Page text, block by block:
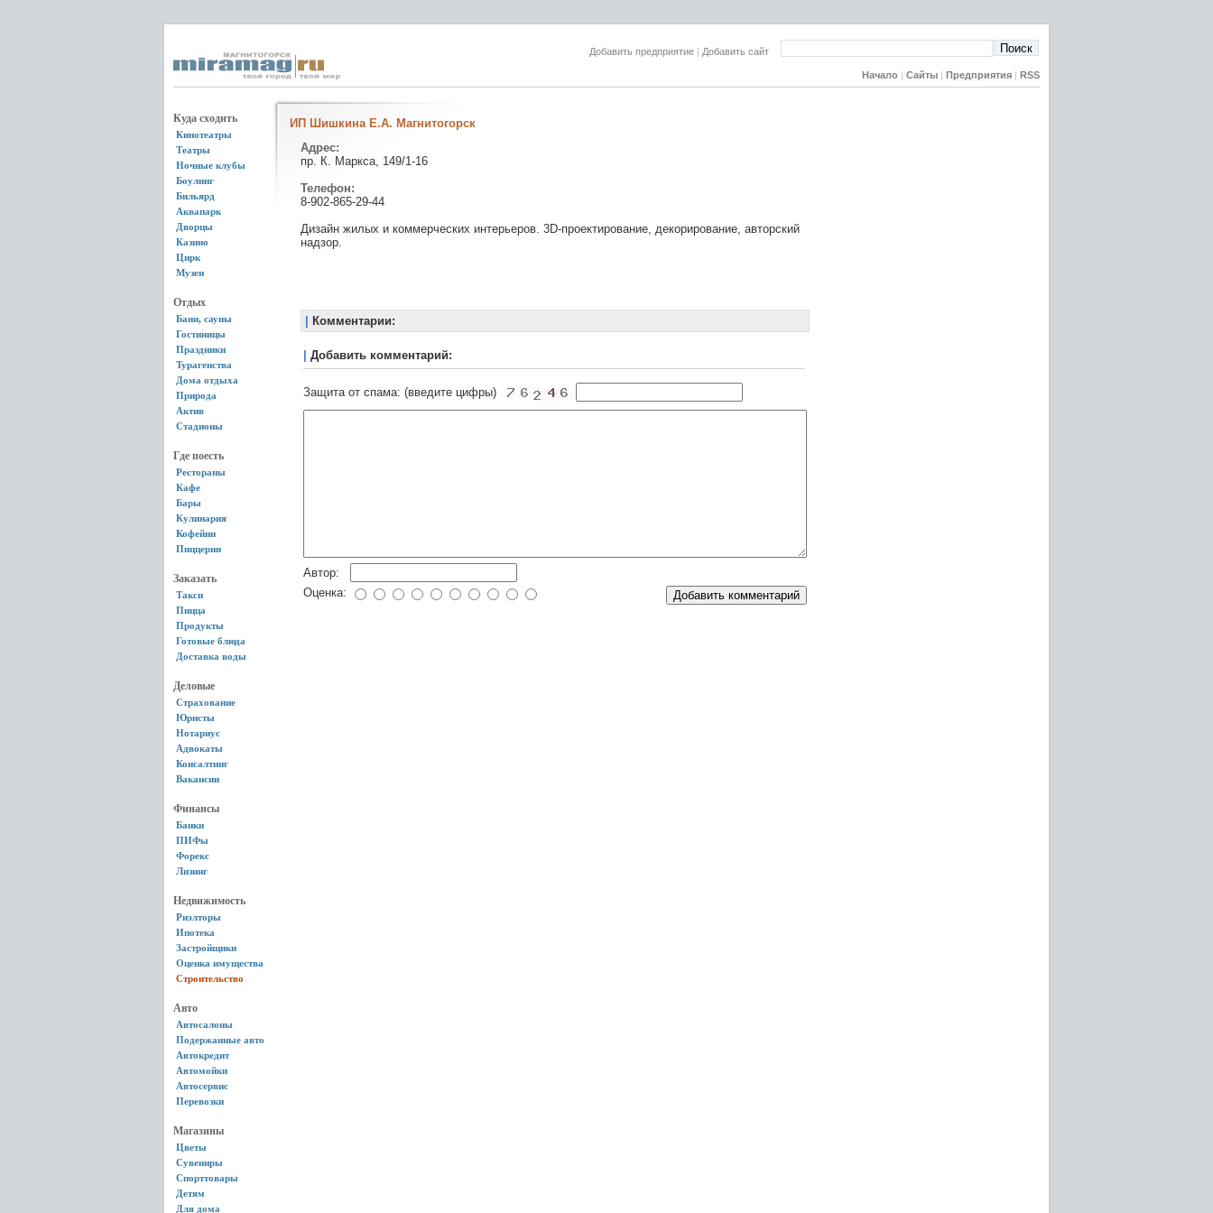
Добавить предприятие | Добавить сайт
Начало Сайты Предприятия RSS
Куда сходить
Кинотеатры
Театры
Ночные клубы
Боулинг
Бильярд
Аквапарк
Дворцы
Казино
Цирк
Музеи
Отдых
Бани, сауны
Гостиницы
Праздники
Турагенства
Дома отдыха
Природа
Актив
Стадионы
Где поесть
Рестораны
Кафе
Бары
Кулинария
Кофейни
Пиццерии
Заказать
Такси
Пицца
Продукты
Готовые блюда
Доставка воды
Деловые
Страхование
Юристы
Нотариус
Адвокаты
Консалтинг
Вакансии
Финансы
Банки
ПИФы
Форекс
Лизинг
Недвижимость
Риэлторы
Ипотека
Застройщики
Оценка имущества
Строительство
Авто
Автосалоны
Подержанные авто
Автокредит
Автомойки
Автосервис
Перевозки
Магазины
Цветы
Сувениры
Спорттовары
Детям
Для дома
ИП Шишкина Е.А. Магнитогорск
Адрес:
пр. К. Маркса, 149/1-16
Телефон:
8-902-865-29-44
Дизайн жилых и коммерческих интерьеров. 3D-проектирование, декорирование, авторский
надзор.
Комментарии:
Добавить комментарий:
Защита от спама: (введите цифры)
Автор:
Оценка: